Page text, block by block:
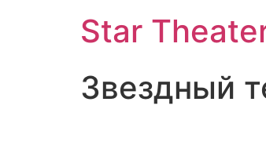
Star
Звездный